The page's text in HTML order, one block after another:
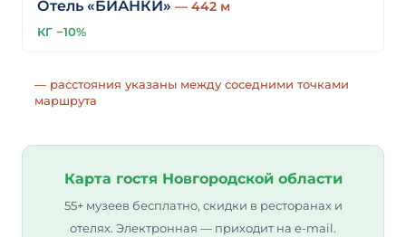
Отель «БИАНКИ» — 442 м
КГ −10%
— расстояния указаны между соседними точками
маршрута
Карта гостя Новгородской области
55+ музеев бесплатно, скидки в ресторанах и
отелях. Электронная — приходит на e-mail.